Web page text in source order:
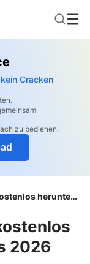
Cracken
zu bedienen.
Microsoft Word 2016 kostenlos herunterladen – Ist das 2026 noch sinnvoll?
2026